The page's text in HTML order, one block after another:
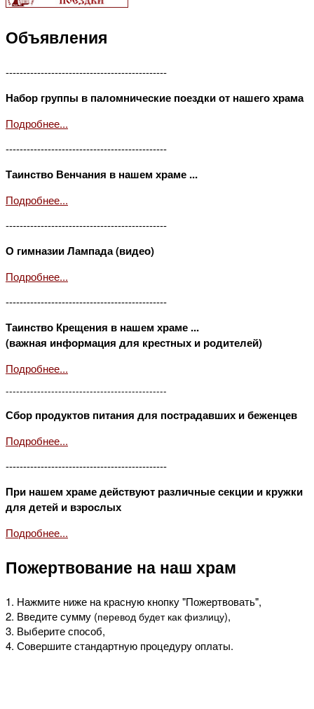
Объявления
----------------------------------------------
Набор группы в паломнические поездки от нашего храма
Подробнее...
----------------------------------------------
Таинство Венчания в нашем храме ...
Подробнее...
----------------------------------------------
О гимназии Лампада (видео)
Подробнее...
----------------------------------------------
Таинство Крещения в нашем храме ...
(важная информация для крестных и родителей)
Подробнее...
----------------------------------------------
Сбор продуктов питания для пострадавших и беженцев
Подробнее...
----------------------------------------------
При нашем храме действуют различные секции и кружки
для детей и взрослых
Подробнее...
Пожертвование на наш храм
1. Нажмите ниже на красную кнопку "Пожертвовать",
2. Введите сумму (перевод будет как физлицу),
3. Выберите способ,
4. Совершите стандартную процедуру оплаты.